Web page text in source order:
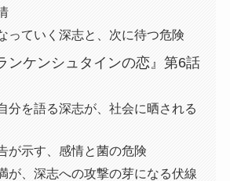
っていく深志と、次に待つ危険
ンケンシュタインの恋』第6話
分を語る深志が、社会に晒される
が示す、感情と菌の危険
が、深志への攻撃の芽になる伏線